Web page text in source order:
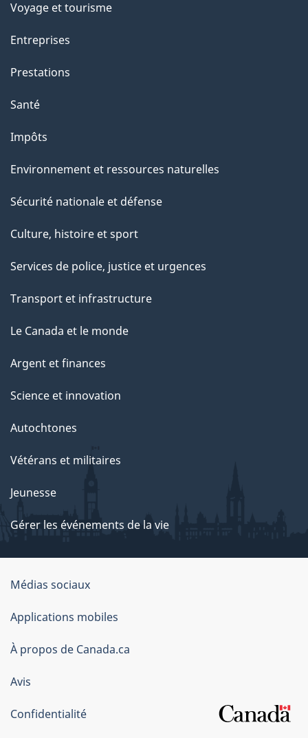
Voyage et tourisme
Entreprises
Prestations
Santé
Impôts
Environnement et ressources naturelles
Sécurité nationale et défense
Culture, histoire et sport
Services de police, justice et urgences
Transport et infrastructure
Le Canada et le monde
Argent et finances
Science et innovation
Autochtones
Vétérans et militaires
Jeunesse
Gérer les événements de la vie
Organisation
du
gouvernement
du
Canada
Médias sociaux
Applications mobiles
À propos de Canada.ca
Avis
Confidentialité